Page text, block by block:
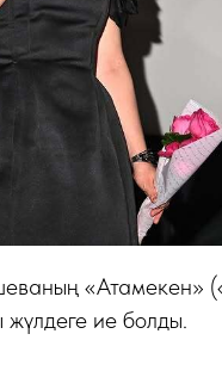
«Атамекен»
жүлдеге ие болды.